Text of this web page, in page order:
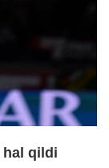
hal qildi